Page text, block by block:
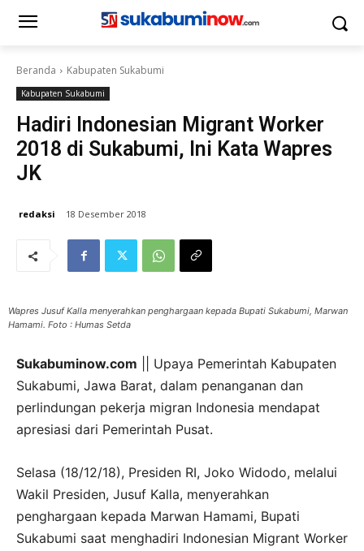
Beranda Kabupaten Sukabumi
Kabupaten Sukabumi
Hadiri Indonesian Migrant Worker
2018 di Sukabumi, Ini Kata Wapres
JK
redaksi 18 Desember 2018
Wapres Jusuf Kalla menyerahkan penghargaan kepada Bupati Sukabumi, Marwan
Hamami. Foto : Humas Setda
Sukabuminow.com || Upaya Pemerintah Kabupaten
Sukabumi, Jawa Barat, dalam penanganan dan
perlindungan pekerja migran Indonesia mendapat
apresiasi dari Pemerintah Pusat.
Selasa (18/12/18), Presiden RI, Joko Widodo, melalui
Wakil Presiden, Jusuf Kalla, menyerahkan
penghargaan kepada Marwan Hamami, Bupati
Sukabumi saat menghadiri Indonesian Migrant Worker